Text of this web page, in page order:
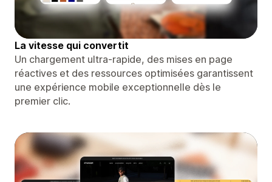
La vitesse qui convertit
Un chargement ultra-rapide, des mises en page
réactives et des ressources optimisées garantissent
une expérience mobile exceptionnelle dès le
premier clic.